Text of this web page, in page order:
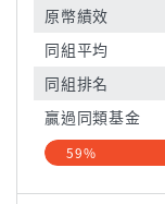
原幣績效
同組平均
同組排名
贏過同類基金
59%